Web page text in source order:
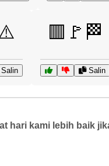
🟥🚩🏁
Salin
hari kami lebih baik